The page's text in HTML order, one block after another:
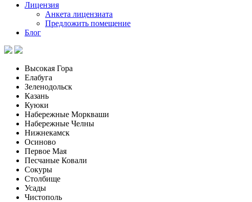
Лицензия
Анкета лицензиата
Предложить помещение
Блог
Высокая Гора
Елабуга
Зеленодольск
Казань
Куюки
Набережные Моркваши
Набережные Челны
Нижнекамск
Осиново
Первое Мая
Песчаные Ковали
Сокуры
Столбище
Усады
Чистополь